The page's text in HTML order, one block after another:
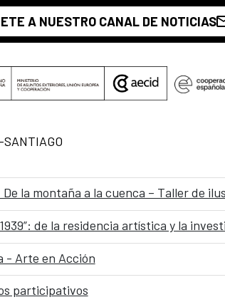
A NUESTRO CANAL DE NOTICIAS
SANTIAGO
la montaña a la cuenca – Taller de
de la residencia artística y la
- Arte en Acción
participativos